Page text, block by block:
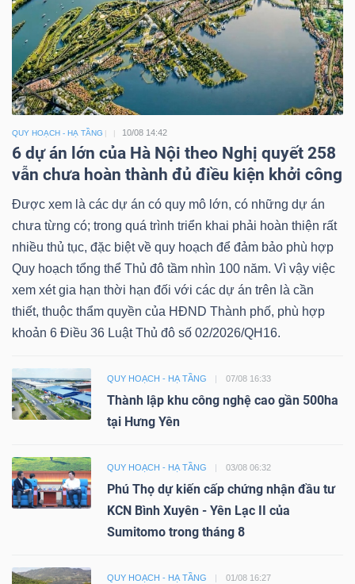
QUY HOẠCH - HẠ TẦNG 10/08 14:42
6 dự án lớn của Hà Nội theo Nghị quyết 258
vẫn chưa hoàn thành đủ điều kiện khởi công
Được xem là các dự án có quy mô lớn, có những dự án
chưa từng có; trong quá trình triển khai phải hoàn thiện rất
nhiều thủ tục, đặc biệt về quy hoạch để đảm bảo phù hợp
Quy hoạch tổng thể Thủ đô tầm nhìn 100 năm. Vì vậy việc
xem xét gia hạn thời hạn đối với các dự án trên là cần
thiết, thuộc thẩm quyền của HĐND Thành phố, phù hợp
khoản 6 Điều 36 Luật Thủ đô số 02/2026/QH16.
QUY HOẠCH - HẠ TẦNG 07/08 16:33
Thành lập khu công nghệ cao gần 500ha
tại Hưng Yên
QUY HOẠCH - HẠ TẦNG 03/08 06:32
Phú Thọ dự kiến cấp chứng nhận đầu tư
KCN Bình Xuyên - Yên Lạc II của
Sumitomo trong tháng 8
QUY HOẠCH - HẠ TẦNG 01/08 16:27